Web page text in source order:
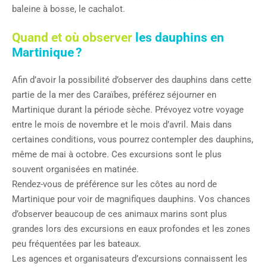
baleine à bosse, le cachalot.
Quand et où observer les dauphins en
Martinique ?
Afin d’avoir la possibilité d’observer des dauphins dans cette
partie de la mer des Caraïbes, préférez séjourner en
Martinique durant la période sèche. Prévoyez votre voyage
entre le mois de novembre et le mois d’avril. Mais dans
certaines conditions, vous pourrez contempler des dauphins,
même de mai à octobre. Ces excursions sont le plus
souvent organisées en matinée.
Rendez-vous de préférence sur les côtes au nord de
Martinique pour voir de magnifiques dauphins. Vos chances
d’observer beaucoup de ces animaux marins sont plus
grandes lors des excursions en eaux profondes et les zones
peu fréquentées par les bateaux.
Les agences et organisateurs d’excursions connaissent les